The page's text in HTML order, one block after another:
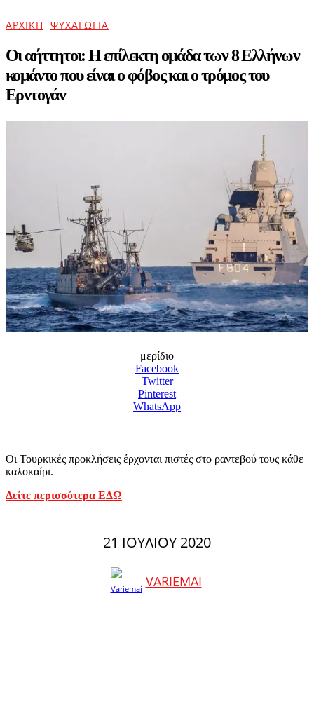
ΑΡΧΙΚΉ ΨΥΧΑΓΩΓΊΑ
Οι αήττητοι: Η επίλεκτη ομάδα των 8 Ελλήνων
κομάντο που είναι ο φόβος και ο τρόμος του
Ερντογάν
μερίδιο
Facebook
Twitter
Pinterest
WhatsApp
Οι Τουρκικές προκλήσεις έρχονται πιστές στο ραντεβού τους κάθε
καλοκαίρι.
Δείτε περισσότερα ΕΔΩ
21 ΙΟΥΛΊΟΥ 2020
VARIEMAI